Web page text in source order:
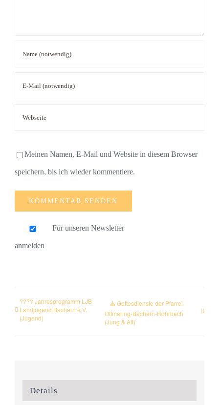
Meinen Namen, E-Mail und Website in diesem Browser
speichern, bis ich wieder kommentiere.
Für unseren Newsletter
anmelden
???? Jahresprogramm LJB
Landjugend Bachern e.V.
(Jugend)
⛪ Gottesdienste der Pfarrei
Ottmaring-Bachern-Rohrbach
(Jung & Alt)
Details